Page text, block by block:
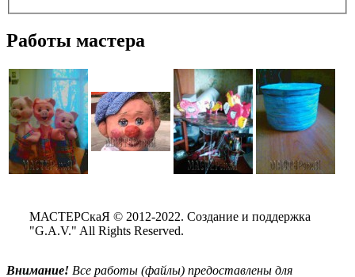
Работы мастера
МАСТЕРСкаЯ © 2012-2022. Создание и поддержка
"G.A.V." All Rights Reserved.
Внимание! Все работы (файлы) предоставлены для